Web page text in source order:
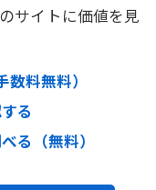
サイトに価値を見
料無料）
る
る（無料）